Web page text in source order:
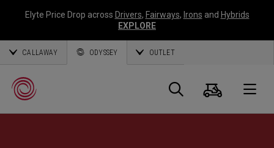
Elyte Price Drop across Drivers, Fairways, Irons and Hybrids
EXPLORE
CALLAWAY ODYSSEY OUTLET
Suche